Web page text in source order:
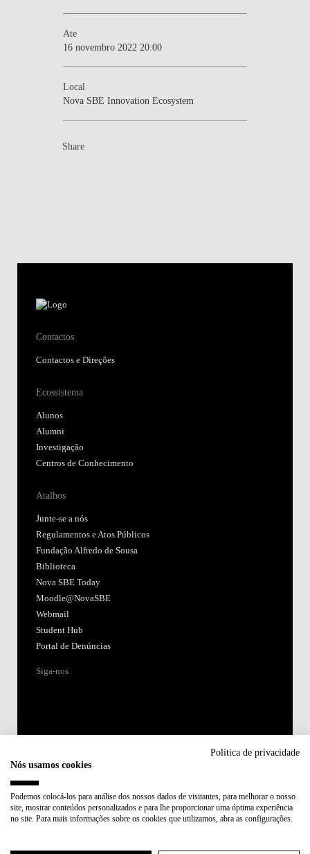
Ate
16 novembro 2022 20:00
Local
Nova SBE Innovation Ecosystem
Share
Contactos
Contactos e Direções
Ecossistema
Alunos
Alumni
Investigação
Centros de Conhecimento
Atalhos
Junte-se a nós
Regulamentos e Atos Públicos
Fundação Alfredo de Sousa
Biblioteca
Nova SBE Today
Moodle@NovaSBE
Webmail
Student Hub
Portal de Denúncias
Siga-nos
Membro de:
Política de privacidade
Nós usamos cookies
Podemos colocá-los para análise dos nossos dados de visitantes, para melhorar o nosso
site, mostrar conteúdos personalizados e para lhe proporcionar uma óptima experiência
no site. Para mais informações sobre os cookies que utilizamos, abra as configurações.